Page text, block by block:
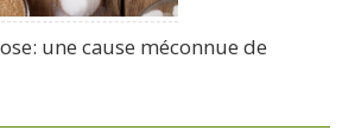
une cause méconnue de